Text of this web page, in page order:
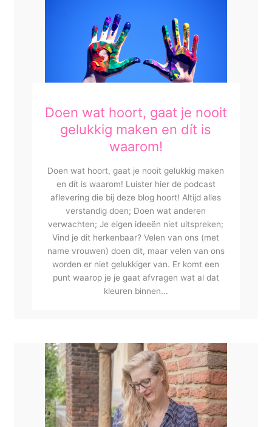
Doen wat hoort, gaat je nooit
gelukkig maken en dít is
waarom!
Doen wat hoort, gaat je nooit gelukkig maken
en dít is waarom! Luister hier de podcast
aflevering die bij deze blog hoort! Altijd alles
verstandig doen; Doen wat anderen
verwachten; Je eigen ideeën niet uitspreken;
Vind je dit herkenbaar? Velen van ons (met
name vrouwen) doen dit, maar velen van ons
worden er niet gelukkiger van. Er komt een
punt waarop je je gaat afvragen wat al dat
kleuren binnen...